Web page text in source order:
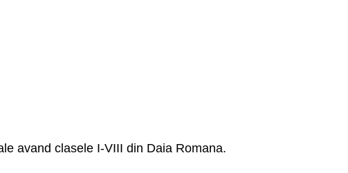
avand clasele I-VIII din Daia Romana.